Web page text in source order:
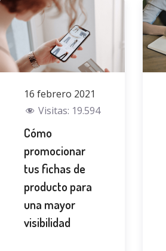
16 febrero 2021
Visitas: 19.594
Cómo
promocionar
tus fichas de
producto para
una mayor
visibilidad